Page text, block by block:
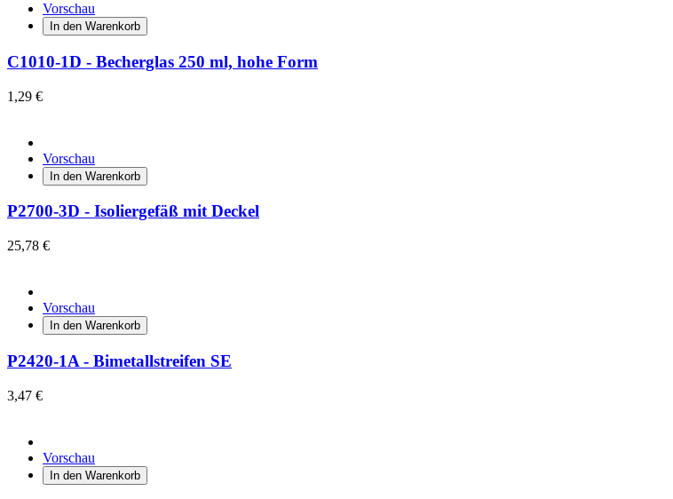
Vorschau
In den Warenkorb
C1010-1D - Becherglas 250 ml, hohe Form
1,29 €
Vorschau
In den Warenkorb
P2700-3D - Isoliergefäß mit Deckel
25,78 €
Vorschau
In den Warenkorb
P2420-1A - Bimetallstreifen SE
3,47 €
Vorschau
In den Warenkorb